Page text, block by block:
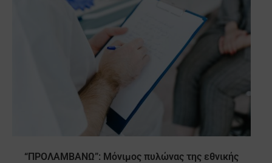
“ΠΡΟΛΑΜΒΑΝΩ”: Μόνιμος πυλώνας της εθνικής